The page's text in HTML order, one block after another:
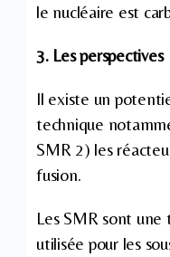
le nucléaire est
3. Les perspectives
Il existe un
technique
SMR 2) les
fusion.
Les SMR sont
utilisée pour les